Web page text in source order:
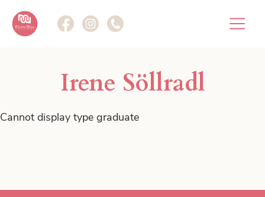
Marte Meo im Fokus.Irene Söllradl
Cannot display type graduate